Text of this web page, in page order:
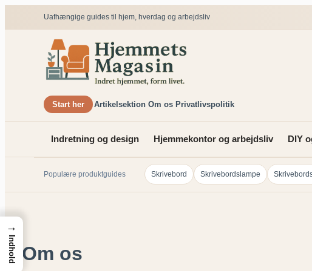
Uafhængige guides til hjem, hverdag og arbejdsliv
Start her Artikelsektion Om os Privatlivspolitik
Indretning og design Hjemmekontor og arbejdsliv DIY
Populære produktguides Skrivebord Skrivebordslampe
Om os
→
Indhold